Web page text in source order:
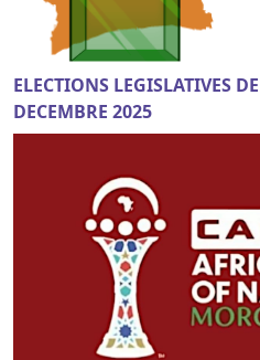
ELECTIONS LEGISLATIVES
DECEMBRE 2025